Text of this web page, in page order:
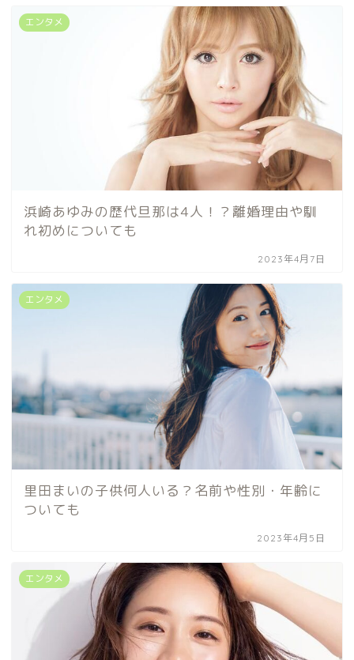
エンタメ
浜崎あゆみの歴代旦那は4人！？離婚理由や馴
れ初めについても
2023年4月7日
エンタメ
里田まいの子供何人いる？名前や性別・年齢に
ついても
2023年4月5日
エンタメ